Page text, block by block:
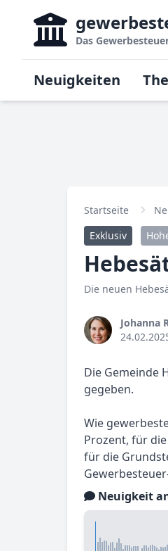
Das
Neuigkeiten
Startseite
Exklusiv
Die neuen
Johanna
Die Gemeinde
gegeben.
Wie
Prozent, für
für die
Neuigkeit